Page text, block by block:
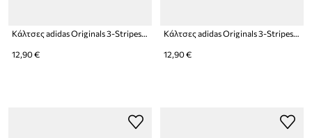
12,90 € 12,90 €